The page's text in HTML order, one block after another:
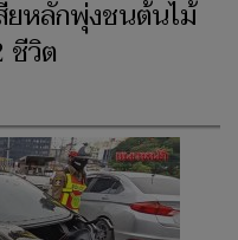
ยหลักพุ่งชนต้นไม้
ชีวิต